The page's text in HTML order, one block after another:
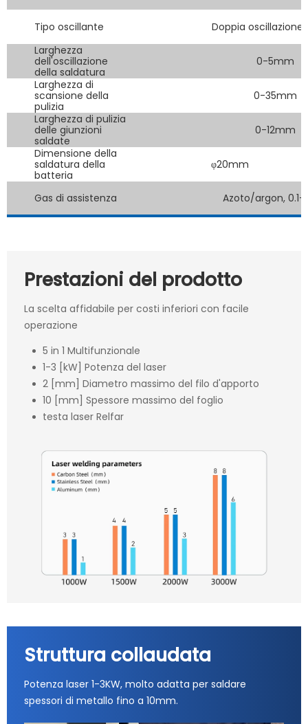
Tipo oscillante
Doppia oscillazione
Larghezza
dell'oscillazione
della saldatura
0-5mm
Larghezza di
scansione della
pulizia
0-35mm
Larghezza di pulizia
delle giunzioni
saldate
0-12mm
Dimensione della
saldatura della
batteria
φ20mm
Gas di assistenza Azoto/argon, 0.1-
Prestazioni del prodotto
La scelta affidabile per costi inferiori con facile
operazione
5 in 1 Multifunzionale
1-3 [kW] Potenza del laser
2 [mm] Diametro massimo del filo d'apporto
10 [mm] Spessore massimo del foglio
testa laser Relfar
Struttura collaudata
Potenza laser 1-3KW, molto adatta per saldare
spessori di metallo fino a 10mm.